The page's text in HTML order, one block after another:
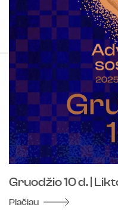
Gruodžio 10 d. |
Plačiau